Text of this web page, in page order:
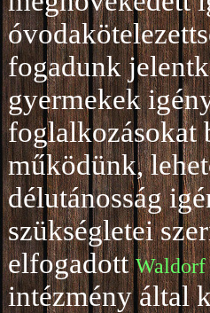
fogadunk
gyermekek
foglalkozásokat
működünk,
délutánosság
szükségletei
elfogadott Waldorf
intézmény által